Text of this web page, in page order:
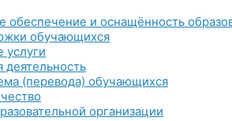
обеспечение и оснащённость
обучающихся
услуги
деятельность
(перевода) обучающихся
организации